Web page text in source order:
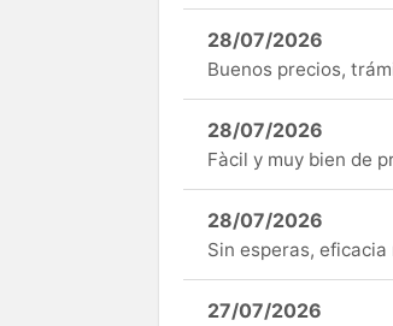
28/07/2026
Buenos precios,
28/07/2026
Fàcil y muy bien de
28/07/2026
Sin esperas,
27/07/2026